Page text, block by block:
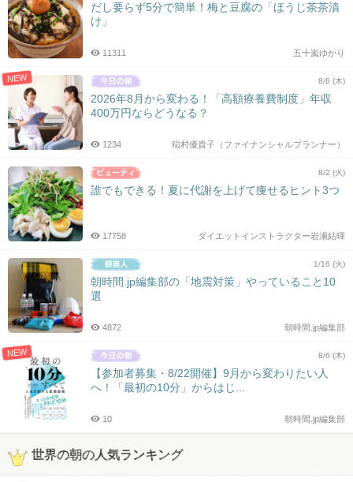
だし要らず5分で簡単！梅と豆腐の「ほうじ茶茶漬
け」
五十嵐ゆかり
11311
NEW 8/6 (木)
2026年8月から変わる！「高額療養費制度」年収
400万円ならどうなる？
稲村優貴子（ファイナンシャルプランナー）
1234
8/2 (火)
誰でもできる！夏に代謝を上げて痩せるヒント3つ
ダイエットインストラクター岩瀬結暉
17758
1/16 (火)
朝時間.jp編集部の「地震対策」やっていること10
選
朝時間.jp編集部
4872
NEW 8/6 (木)
【参加者募集・8/22開催】9月から変わりたい人
へ！「最初の10分」からはじ...
朝時間.jp編集部
10
世界の朝の人気ランキング